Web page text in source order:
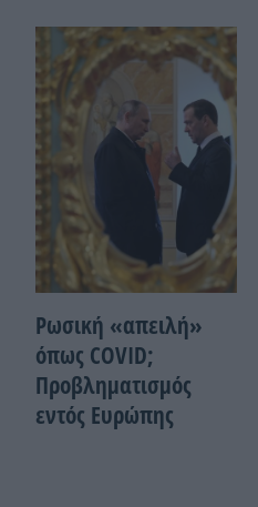
Ρωσική «απειλή»
όπως COVID;
Προβληματισμός
εντός Ευρώπης